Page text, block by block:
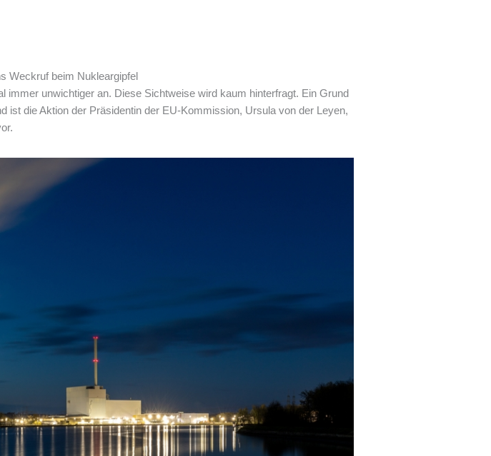
Weckruf beim Nukleargipfel
immer unwichtiger an. Diese Sichtweise wird kaum hinterfragt. Ein Grund
ist die Aktion der Präsidentin der EU-Kommission, Ursula von der Leyen,